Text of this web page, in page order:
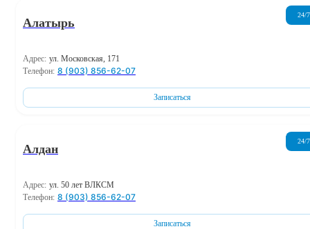
Алатырь
24/7
Адрес: ул. Московская, 171
Телефон: 8 (903) 856-62-07
Записаться
Алдан
24/7
Адрес: ул. 50 лет ВЛКСМ
Телефон: 8 (903) 856-62-07
Записаться